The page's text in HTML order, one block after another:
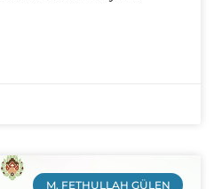
M. FETHULLAH GÜLEN